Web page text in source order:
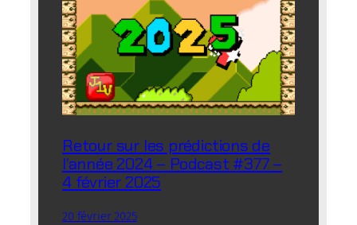
Retour sur les prédictions de
l’année 2024 – Podcast #377 –
4 février 2025
20 février 2025